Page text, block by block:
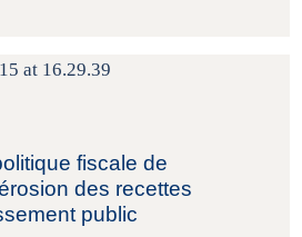
fiscale de
des recettes
public